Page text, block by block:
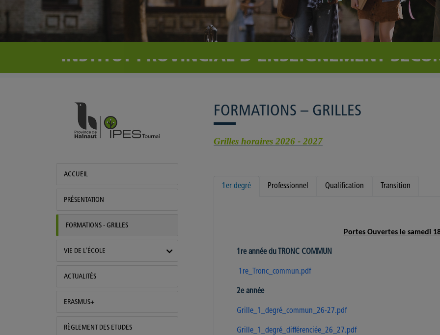
INSTITUT PROVINCIAL D'ENSEIGNEMENT
IPES Tournai
ACCUEIL
PRÉSENTATION
FORMATIONS - GRILLES
VIE DE L'ÉCOLE
ACTUALITÉS
ERASMUS+
RÈGLEMENT DES ETUDES
FORMATIONS – GRILLES
Grilles horaires 2026 - 2027
1er degré Professionnel Qualification Transition
Portes Ouvertes le samedi
1re année du TRONC COMMUN
1re_Tronc_commun.pdf
2e année
Grille_1_degré_commun_26-27.pdf
Grille_1_degré_différenciée_26_27.pdf